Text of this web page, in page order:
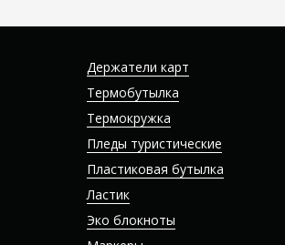
Держатели карт
Термобутылка
Термокружка
Пледы туристические
Пластиковая бутылка
Ластик
Эко блокноты